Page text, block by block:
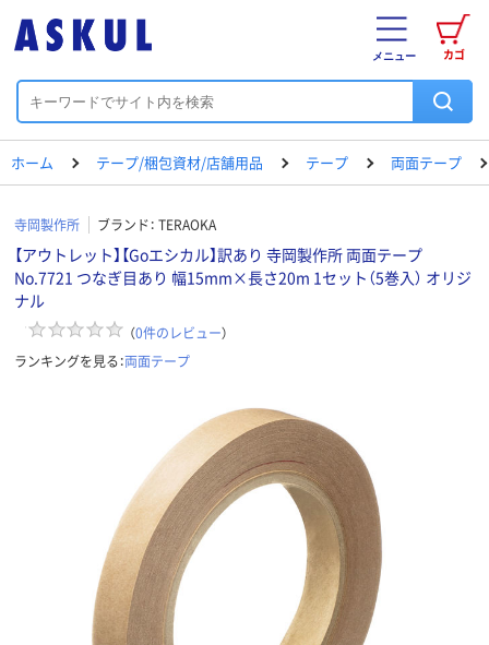
カゴ
メニュー
ホーム テープ/梱包資材/店舗用品 テープ 両面テープ
寺岡製作所 ブランド： TERAOKA
【アウトレット】【Goエシカル】訳あり 寺岡製作所 両面テープ
No.7721 つなぎ目あり 幅15mm×長さ20m 1セット（5巻入） オリジ
ナル
（0件のレビュー）
ランキングを見る：両面テープ